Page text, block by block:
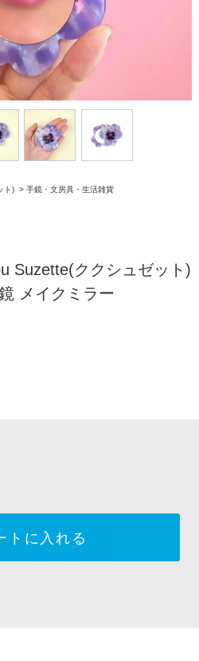
ト) > 手鏡・文房具・生活雑貨
Suzette(ククシュゼット)
メイクミラー
トに入れる